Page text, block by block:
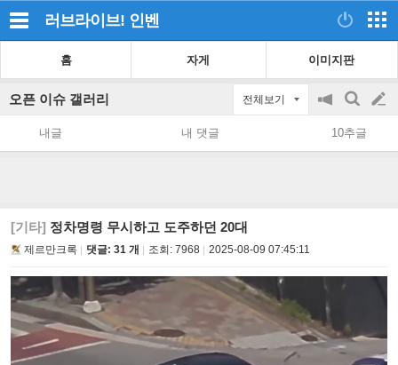
러브라이브! 인벤
홈 자게 이미지판
오픈 이슈 갤러리 전체보기
공
지
on/off
검
색
글
쓰
내글 내 댓글 10추글
[기타] 정차명령 무시하고 도주하던 20대
제르만크록 댓글: 31 개 조회: 7968 2025-08-09 07:45:11